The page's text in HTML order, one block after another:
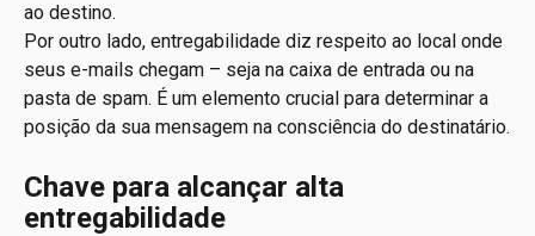
ao destino.
Por outro lado, entregabilidade diz respeito ao local onde
seus e-mails chegam – seja na caixa de entrada ou na
pasta de spam. É um elemento crucial para determinar a
posição da sua mensagem na consciência do destinatário.
Chave para alcançar alta
entregabilidade